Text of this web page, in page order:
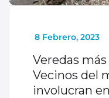
_
8 Febrero, 2023
Veredas
Vecinos del
involucran